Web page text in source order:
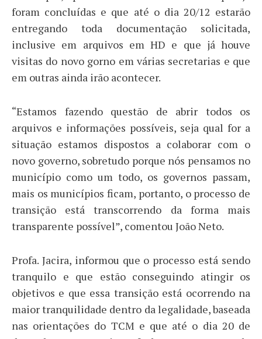
foram concluídas e que até o dia 20/12 estarão
entregando toda documentação solicitada,
inclusive em arquivos em HD e que já houve
visitas do novo gorno em várias secretarias e que
em outras ainda irão acontecer.
“Estamos fazendo questão de abrir todos os
arquivos e informações possíveis, seja qual for a
situação estamos dispostos a colaborar com o
novo governo, sobretudo porque nós pensamos no
município como um todo, os governos passam,
mais os municípios ficam, portanto, o processo de
transição está transcorrendo da forma mais
transparente possível”, comentou João Neto.
Profa. Jacira, informou que o processo está sendo
tranquilo e que estão conseguindo atingir os
objetivos e que essa transição está ocorrendo na
maior tranquilidade dentro da legalidade, baseada
nas orientações do TCM e que até o dia 20 de